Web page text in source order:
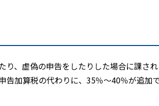
り、虚偽の申告をしたりした場合に課され
告加算税の代わりに、 35％〜40％が追加